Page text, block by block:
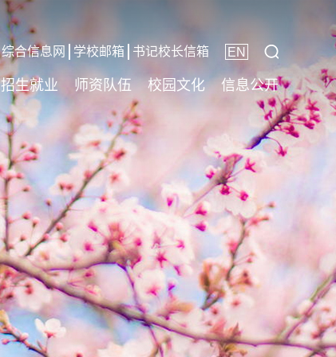
综合信息网 学校邮箱 书记校长信箱 EN
招生就业 师资队伍 校园文化 信息公开